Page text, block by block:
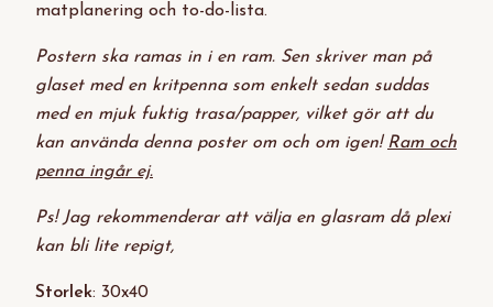
matplanering och to-do-lista.
Postern ska ramas in i en ram. Sen skriver man på
glaset med en kritpenna som enkelt sedan suddas
med en mjuk fuktig trasa/papper, vilket gör att du
kan använda denna poster om och om igen! Ram och
penna ingår ej.
Ps! Jag rekommenderar att välja en glasram då plexi
kan bli lite repigt,
Storlek: 30x40